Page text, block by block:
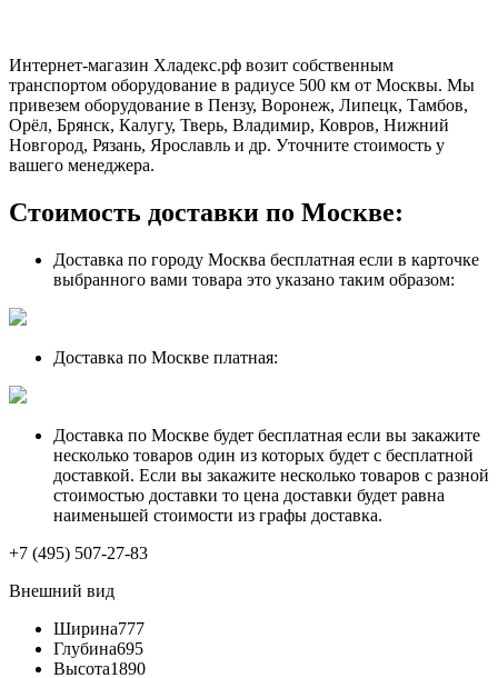
Интернет-магазин Хладекс.рф возит собственным
транспортом оборудование в радиусе 500 км от Москвы. Мы
привезем оборудование в Пензу, Воронеж, Липецк, Тамбов,
Орёл, Брянск, Калугу, Тверь, Владимир, Ковров, Нижний
Новгород, Рязань, Ярославль и др. Уточните стоимость у
вашего менеджера.
Стоимость доставки по Москве:
Доставка по городу Москва бесплатная если в карточке
выбранного вами товара это указано таким образом:
Доставка по Москве платная:
Доставка по Москве будет бесплатная если вы закажите
несколько товаров один из которых будет с бесплатной
доставкой. Если вы закажите несколько товаров с разной
стоимостью доставки то цена доставки будет равна
наименьшей стоимости из графы доставка.
+7 (495) 507-27-83
Внешний вид
Ширина777
Глубина695
Высота1890